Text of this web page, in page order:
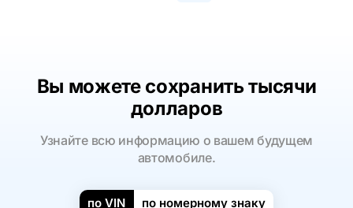
Вы можете сохранить тысячи
долларов
Узнайте всю информацию о вашем будущем
автомобиле.
по VIN по номерному знаку